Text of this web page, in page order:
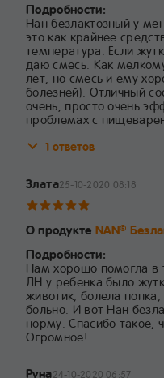
Подробности:
Нан безлактозный у
это как крайнее
температура. Если
даю смесь. Как
лет, но смесь и ему
болезней). Отличный
очень, просто очень
проблемах с
1 ответов
Злата25-10-2020 08:18
О продукте NAN®
Подробности:
Нам хорошо помогла в
ЛН у ребенка было
животик, болела
больно. И вот Нан
норму. Спасибо такое,
Огромное!
Руна24-10-2020 06:57